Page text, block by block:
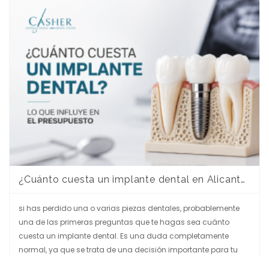
¿Cuánto cuesta un implante dental en Alicante? Guía completa para entender el presupuesto
si has perdido una o varias piezas dentales, probablemente
una de las primeras preguntas que te hagas sea cuánto
cuesta un implante dental. Es una duda completamente
normal, ya que se trata de una decisión importante para tu